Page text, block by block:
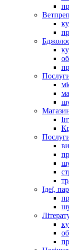
Ідеї,